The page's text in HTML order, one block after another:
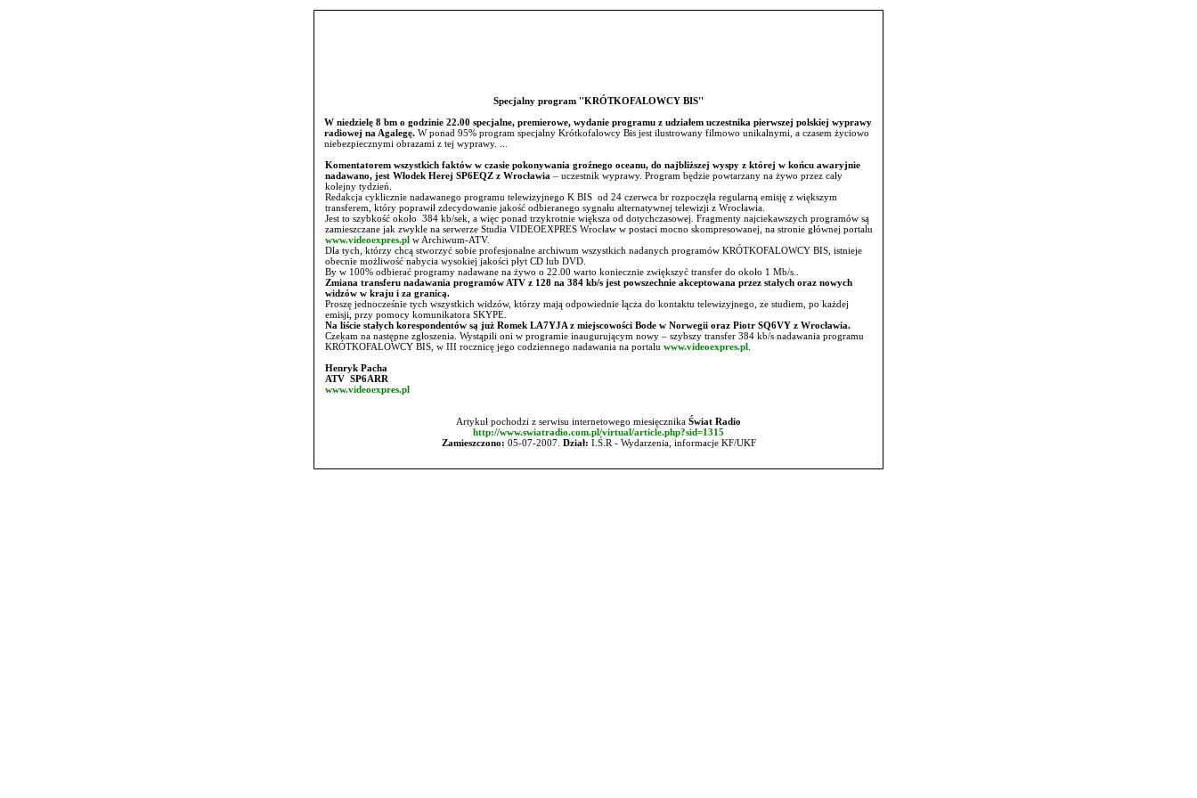
Specjalny program ''KRÓTKOFALOWCY BIS''
W niedzielę 8 bm o godzinie 22.00 specjalne, premierowe, wydanie programu z udziałem uczestnika pierwszej polskiej wyprawy
radiowej na Agalegę. W ponad 95% program specjalny Krótkofalowcy Bis jest ilustrowany filmowo unikalnymi, a czasem życiowo
niebezpiecznymi obrazami z tej wyprawy. ...
Komentatorem wszystkich faktów w czasie pokonywania groźnego oceanu, do najbliższej wyspy z której w końcu awaryjnie
nadawano, jest Włodek Herej SP6EQZ z Wrocławia – uczestnik wyprawy. Program będzie powtarzany na żywo przez cały
kolejny tydzień.
Redakcja cyklicznie nadawanego programu telewizyjnego K BIS od 24 czerwca br rozpoczęła regularną emisję z większym
transferem, który poprawił zdecydowanie jakość odbieranego sygnału alternatywnej telewizji z Wrocławia.
Jest to szybkość około 384 kb/sek, a więc ponad trzykrotnie większa od dotychczasowej. Fragmenty najciekawszych programów są
zamieszczane jak zwykle na serwerze Studia VIDEOEXPRES Wrocław w postaci mocno skompresowanej, na stronie głównej portalu
www.videoexpres.pl w Archiwum-ATV.
Dla tych, którzy chcą stworzyć sobie profesjonalne archiwum wszystkich nadanych programów KRÓTKOFALOWCY BIS, istnieje
obecnie możliwość nabycia wysokiej jakości płyt CD lub DVD.
By w 100% odbierać programy nadawane na żywo o 22.00 warto koniecznie zwiększyć transfer do około 1 Mb/s..
Zmiana transferu nadawania programów ATV z 128 na 384 kb/s jest powszechnie akceptowana przez stałych oraz nowych
widzów w kraju i za granicą.
Proszę jednocześnie tych wszystkich widzów, którzy mają odpowiednie łącza do kontaktu telewizyjnego, ze studiem, po każdej
emisji, przy pomocy komunikatora SKYPE.
Na liście stałych korespondentów są już Romek LA7YJA z miejscowości Bode w Norwegii oraz Piotr SQ6VY z Wrocławia.
Czekam na następne zgłoszenia. Wystąpili oni w programie inaugurującym nowy – szybszy transfer 384 kb/s nadawania programu
KRÓTKOFALOWCY BIS, w III rocznicę jego codziennego nadawania na portalu www.videoexpres.pl
Henryk Pacha
ATV SP6ARR
www.videoexpres.pl
Artykuł pochodzi z serwisu internetowego miesięcznika Świat Radio
http://www.swiatradio.com.pl/virtual/article.php?sid=1315
Zamieszczono: 05-07-2007. Dział: I.Ś.R - Wydarzenia, informacje KF/UKF